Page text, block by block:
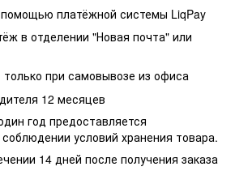
платёжной системы LiqPay
в отделении "Новая почта" или
при самовывозе из офиса
12 месяцев
год предоставляется
условий хранения товара.
14 дней после получения заказа